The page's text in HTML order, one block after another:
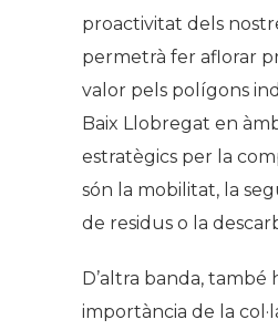
proactivitat dels
permetrà fer aflorar
valor pels polígons
Baix Llobregat en
estratègics per la
són la mobilitat, la
de residus o la
D’altra banda, també
importància de la